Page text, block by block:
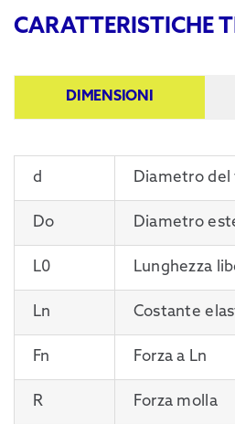
CARATTERISTICHE
DIMENSIONI
d Diametro del
Do Diametro
L0 Lunghezza
Ln Costante
Fn Forza a Ln
R Forza molla